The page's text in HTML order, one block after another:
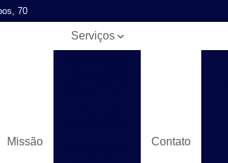
70
Missão
Serviços
Contato